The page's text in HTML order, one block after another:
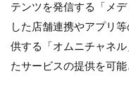
テンツを発信する「メ
した店舗連携やアプリ
供する「オムニチャネ
たサービスの提供を可能